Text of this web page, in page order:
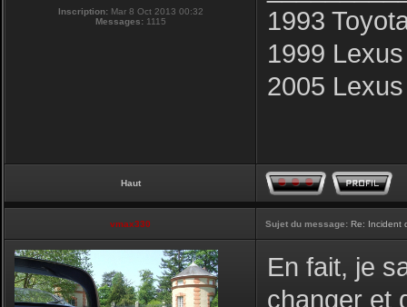
Inscription:Mar 8 Oct 2013 00:32
Messages:1115
1993
1999
2005
Haut
vmax330 Sujet du message: Re: Incident
En fait, je
changer et